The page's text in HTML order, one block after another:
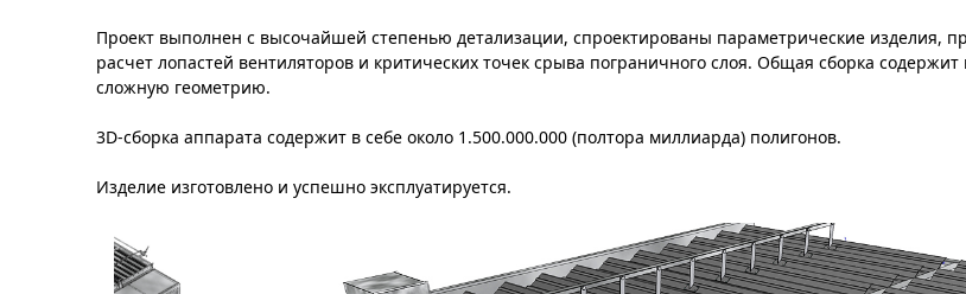
Проект выполнен с высочайшей степенью детализации, спроектированы параметрические изделия,
расчет лопастей вентиляторов и критических точек срыва пограничного слоя. Общая сборка
сложную геометрию.
3D-сборка аппарата содержит в себе около 1.500.000.000 (полтора миллиарда) полигонов.
Изделие изготовлено и успешно эксплуатируется.